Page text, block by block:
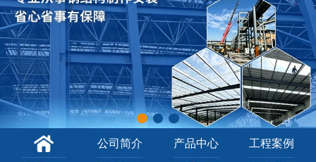
公司简介 产品中心 工程案例